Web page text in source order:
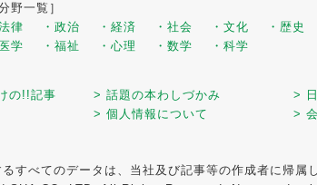
分野一覧］
律
・政治 ・経済 ・社会 ・文化
・歴史
学
・福祉 ・心理 ・数学 ・科学
の!!記事 > 話題の本わしづかみ >
> 個人情報について >
すべてのデータは、当社及び記事等の作成者に帰属